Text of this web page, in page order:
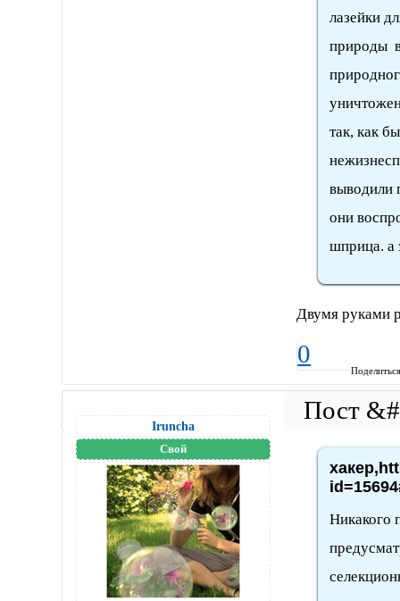
лазейки
природы в
так, как
выводили
они
шприца. а
Двумя руками
0
Iruncha
Свой
Никакого